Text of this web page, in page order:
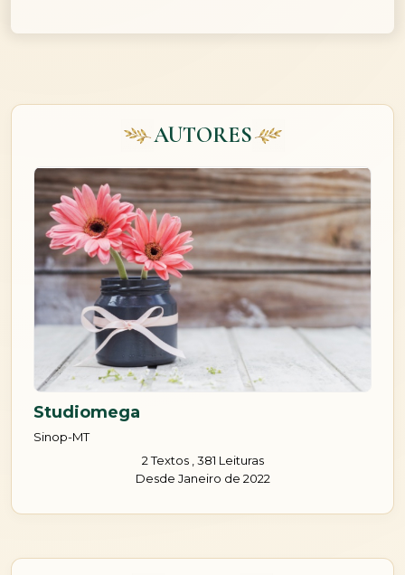
AUTORES
Studiomega
Sinop-MT
2 Textos , 381 Leituras
Desde Janeiro de 2022